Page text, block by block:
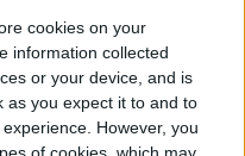
cookies on your
information collected
or your device, and is
as you expect it to and to
However, you
suele ir
datos —correo,